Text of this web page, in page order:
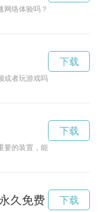
网络体验吗？现在有机会免
或者玩游戏吗？那么每天免
下载
要的装置，能够帮助飞机在
下载
久免费 下载